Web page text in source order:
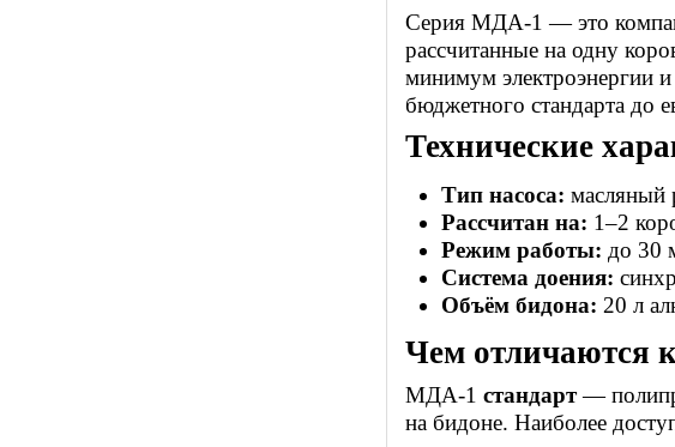
Серия МДА-1 — это
рассчитанные на одну
минимум электроэнергии
бюджетного стандарта до
Технические
Тип насоса: масляный
Рассчитан на: 1–2
Режим работы: до 30
Система доения:
Объём бидона: 20 л
Чем отличаются
МДА-1стандарт—
на бидоне. Наиболее